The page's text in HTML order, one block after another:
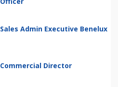
Sales Admin Executive Benelux
Commercial Director